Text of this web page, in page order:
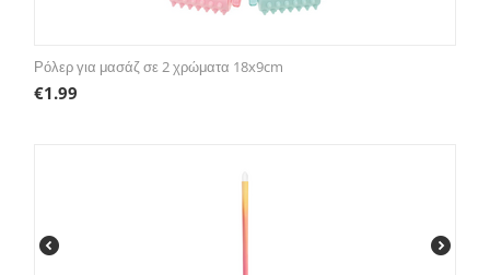
Ρόλερ για μασάζ σε 2 χρώματα 18x9cm
€1.99